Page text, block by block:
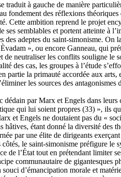
traduit à gauche de manière
fondement des réflexions
Cette ambition reprend le projet
ses semblables et portent atteinte à
des adeptes du saint-simonisme.
», ou encore Ganneau, qui
de neutraliser les conflits souligne le
des cas, les groupes à l’étude
partie la primauté accordée aux
les sources des antagonismes
dédain par Marx et Engels dans
qui lui soient propres (33) », ils
et Engels ne doutaient pas du «
hâtives, étant donné la diversité des
par une élite de dirigeants
le saint-simonisme préfigure le
de l’État tout en prétendant limiter
communautaire de gigantesques
d’émancipation morale et